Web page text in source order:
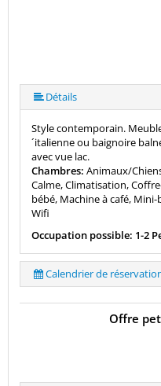
Détails
Style contemporain.
´italienne ou baignoire
avec vue lac.
Chambres: Animaux/
Calme, Climatisation,
bébé, Machine à café,
Wifi
Occupation possible: 1-2
Calendrier de
Offre